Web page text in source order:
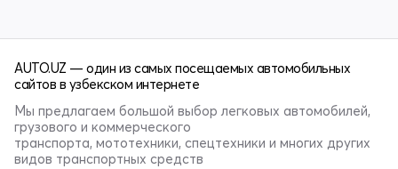
AUTO.UZ — один из самых посещаемых автомобильных
сайтов в узбекском интернете
Мы предлагаем большой выбор легковых автомобилей,
грузового и коммерческого
транспорта, мототехники, спецтехники и многих других
видов транспортных средств